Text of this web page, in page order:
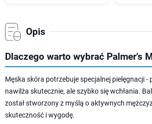
Opis
Dlaczego warto wybrać Palmer's
Męska skóra potrzebuje specjalnej pielęgnacji -
nawilża skutecznie, ale szybko się wchłania.
został stworzony z myślą o aktywnych
skuteczność i wygodę.